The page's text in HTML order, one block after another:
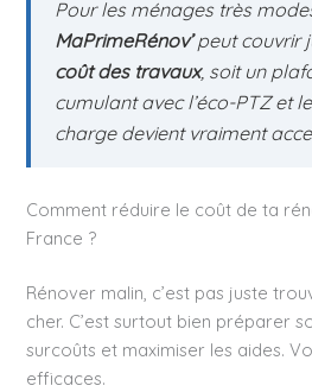
Pour les ménages très
MaPrimeRénov’peut couvrir
coût des travaux, soit un
cumulant avec l’éco-PTZ et
charge devient vraiment
Comment réduire le coût de ta
France ?
Rénover malin, c’est pas juste
cher. C’est surtout bien préparer
surcoûts et maximiser les aides.
efficaces.